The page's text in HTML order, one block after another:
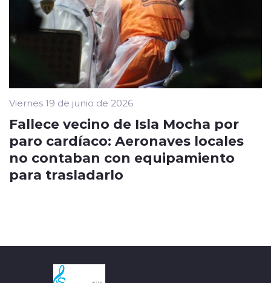
Viernes 19 de junio de 2026
Fallece vecino de Isla Mocha por
paro cardíaco: Aeronaves locales
no contaban con equipamiento
para trasladarlo